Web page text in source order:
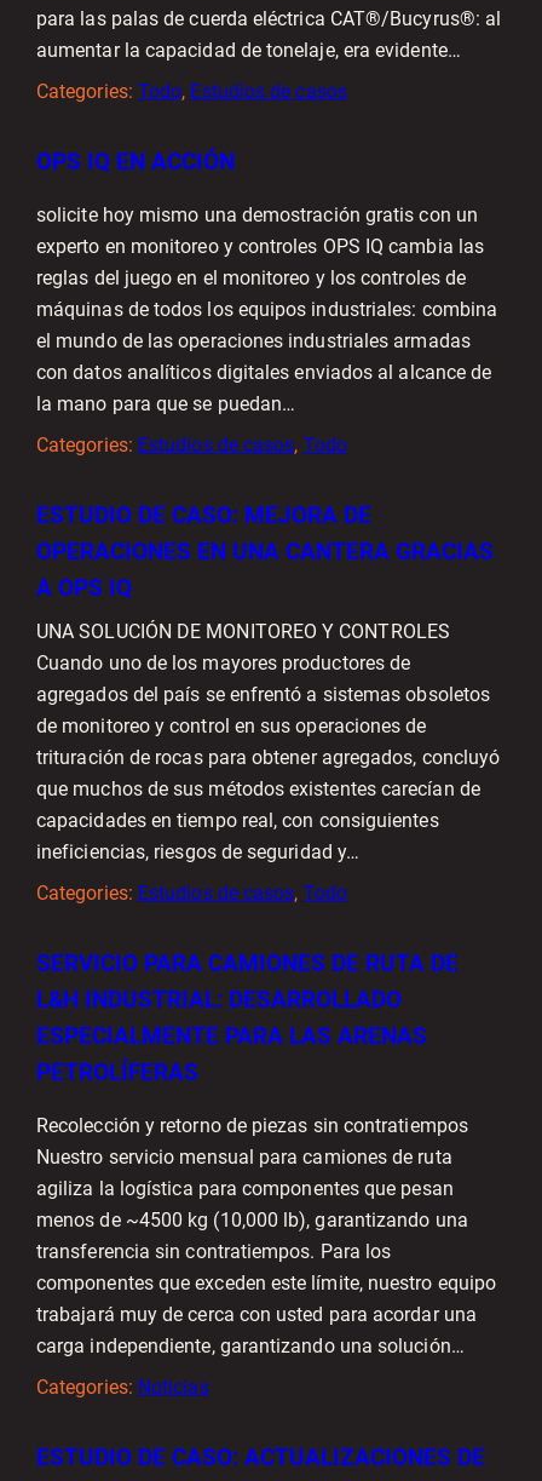
para las palas de cuerda eléctrica CAT®/Bucyrus®: al
aumentar la capacidad de tonelaje, era evidente…
Categories: Todo, Estudios de casos
OPS IQ EN ACCIÓN
solicite hoy mismo una demostración gratis con un
experto en monitoreo y controles OPS IQ cambia las
reglas del juego en el monitoreo y los controles de
máquinas de todos los equipos industriales: combina
el mundo de las operaciones industriales armadas
con datos analíticos digitales enviados al alcance de
la mano para que se puedan…
Categories: Estudios de casos, Todo
ESTUDIO DE CASO: MEJORA DE
OPERACIONES EN UNA CANTERA GRACIAS
A OPS IQ
UNA SOLUCIÓN DE MONITOREO Y CONTROLES
Cuando uno de los mayores productores de
agregados del país se enfrentó a sistemas obsoletos
de monitoreo y control en sus operaciones de
trituración de rocas para obtener agregados, concluyó
que muchos de sus métodos existentes carecían de
capacidades en tiempo real, con consiguientes
ineficiencias, riesgos de seguridad y…
Categories: Estudios de casos, Todo
SERVICIO PARA CAMIONES DE RUTA DE
L&H INDUSTRIAL: DESARROLLADO
ESPECIALMENTE PARA LAS ARENAS
PETROLÍFERAS
Recolección y retorno de piezas sin contratiempos
Nuestro servicio mensual para camiones de ruta
agiliza la logística para componentes que pesan
menos de ~4500 kg (10,000 lb), garantizando una
transferencia sin contratiempos. Para los
componentes que exceden este límite, nuestro equipo
trabajará muy de cerca con usted para acordar una
carga independiente, garantizando una solución…
Categories: Noticias
ESTUDIO DE CASO: ACTUALIZACIONES DE